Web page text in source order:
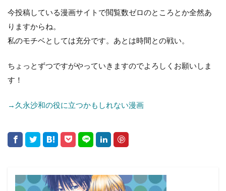
今投稿している漫画サイトで閲覧数ゼロのところとか全然あ
りますからね。
私のモチベとしては充分です。あとは時間との戦い。
ちょっとずつですがやっていきますのでよろしくお願いしま
す！
→久永沙和の役に立つかもしれない漫画